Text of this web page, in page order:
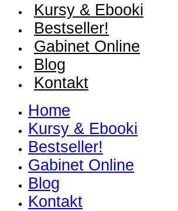
Kursy & Ebooki
Bestseller!
Gabinet Online
Blog
Kontakt
Home
Kursy & Ebooki
Bestseller!
Gabinet Online
Blog
Kontakt